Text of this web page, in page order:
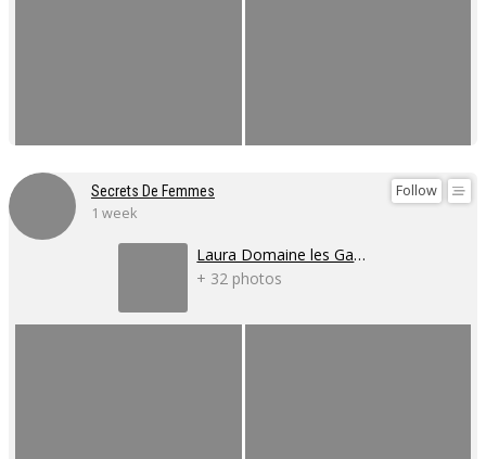
Follow
Secrets De Femmes
1 week
Laura Domaine les Gaillardoux
+ 32 photos